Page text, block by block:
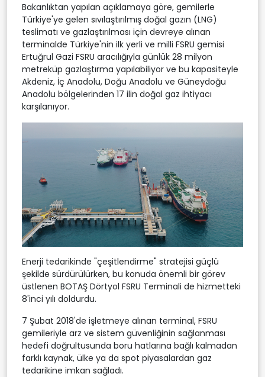
Bakanlıktan yapılan açıklamaya göre, gemilerle
Türkiye'ye gelen sıvılaştırılmış doğal gazın (LNG)
teslimatı ve gazlaştırılması için devreye alınan
terminalde Türkiye'nin ilk yerli ve milli FSRU gemisi
Ertuğrul Gazi FSRU aracılığıyla günlük 28 milyon
metreküp gazlaştırma yapılabiliyor ve bu kapasiteyle
Akdeniz, İç Anadolu, Doğu Anadolu ve Güneydoğu
Anadolu bölgelerinden 17 ilin doğal gaz ihtiyacı
karşılanıyor.
Enerji tedarikinde "çeşitlendirme" stratejisi güçlü
şekilde sürdürülürken, bu konuda önemli bir görev
üstlenen BOTAŞ Dörtyol FSRU Terminali de hizmetteki
8'inci yılı doldurdu.
7 Şubat 2018'de işletmeye alınan terminal, FSRU
gemileriyle arz ve sistem güvenliğinin sağlanması
hedefi doğrultusunda boru hatlarına bağlı kalmadan
farklı kaynak, ülke ya da spot piyasalardan gaz
tedarikine imkan sağladı.